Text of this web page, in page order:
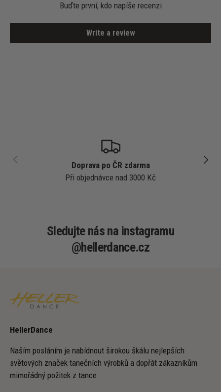
Buďte první, kdo napíše recenzi
Write a review
PŘEDCHOZÍ DALŠÍ
Doprava po ČR zdarma
Při objednávce nad 3000 Kč
Sledujte nás na instagramu
@hellerdance.cz
HellerDance
Naším posláním je nabídnout širokou škálu nejlepších
světových značek tanečních výrobků a dopřát zákazníkům
mimořádný požitek z tance.